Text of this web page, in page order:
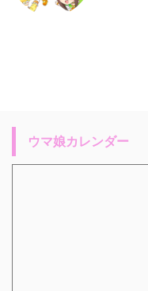
ウマ娘カレンダー